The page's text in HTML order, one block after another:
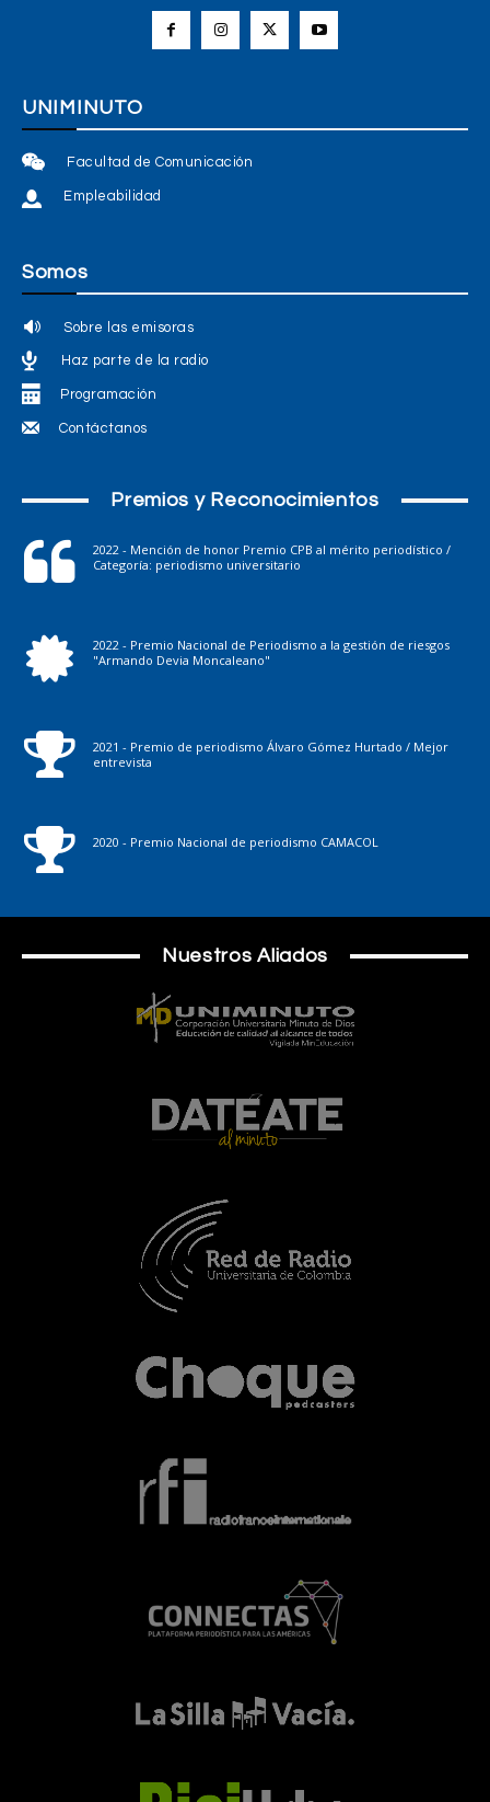
UNIMINUTO
Facultad de Comunicación
Empleabilidad
Somos
Sobre las emisoras
Haz parte de la radio
Programación
Contáctanos
Premios y Reconocimientos
2022 - Mención de honor Premio CPB al mérito periodístico /
Categoría: periodismo universitario
2022 - Premio Nacional de Periodismo a la gestión de riesgos
"Armando Devia Moncaleano"
2021 - Premio de periodismo Álvaro Gómez Hurtado / Mejor
entrevista
2020 - Premio Nacional de periodismo CAMACOL
Nuestros Aliados